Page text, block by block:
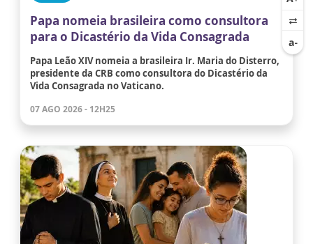
Papa nomeia brasileira como consultora
para o Dicastério da Vida Consagrada
Papa Leão XIV nomeia a brasileira Ir. Maria do Disterro,
presidente da CRB como consultora do Dicastério da
Vida Consagrada no Vaticano.
07 AGO 2026 - 12H25